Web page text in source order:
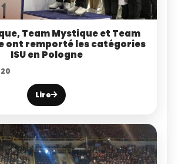
Team Mystique et Team
ont remporté les catégories
ISU en Pologne
Lire